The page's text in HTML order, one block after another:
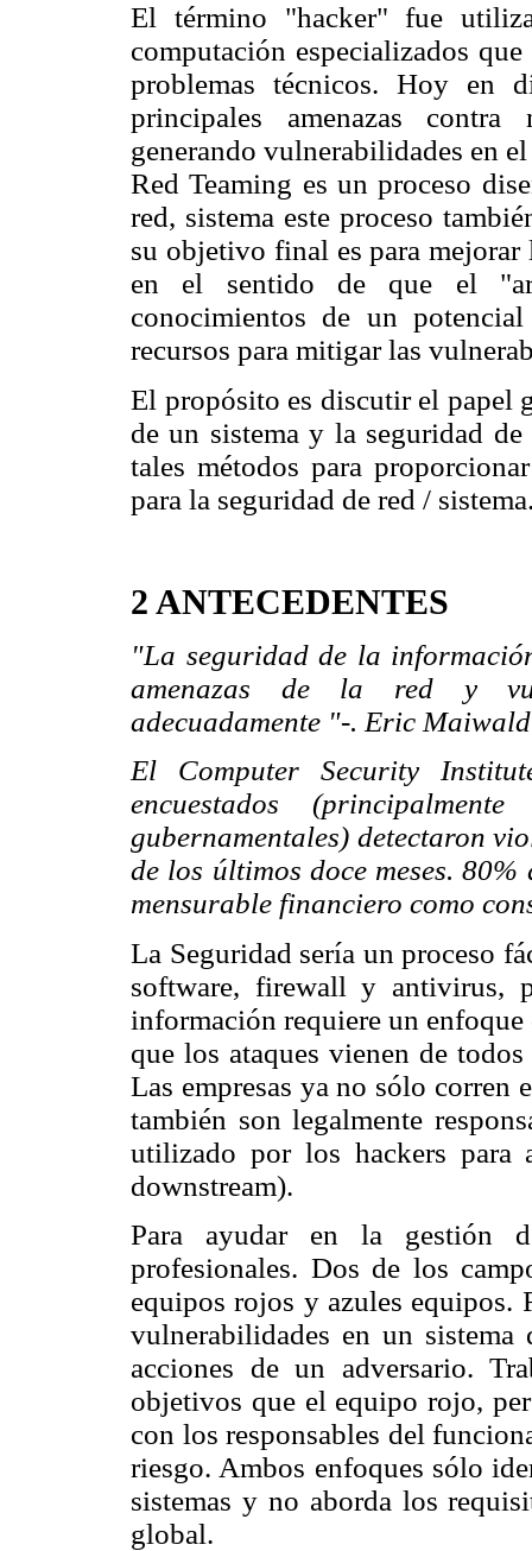
El término "hacker" fue
computación especializados
problemas técnicos. Hoy en
principales amenazas contra
generando vulnerabilidades en
Red Teaming es un proceso
red, sistema este proceso
su objetivo final es para
en el sentido de que el
conocimientos de un
recursos para mitigar las
El propósito es discutir el papel
de un sistema y la seguridad
tales métodos para
para la seguridad de red /
2 ANTECEDENTES
"La seguridad de la
amenazas de la red y
adecuadamente "-. Eric Maiwald
El Computer Security
encuestados
gubernamentales) detectaron
de los últimos doce meses.
mensurable financiero como
La Seguridad sería un proceso
software, firewall y antivirus,
información requiere un
que los ataques vienen de
Las empresas ya no sólo corren
también son legalmente
utilizado por los hackers para
downstream).
Para ayudar en la gestión
profesionales. Dos de los
equipos rojos y azules equipos.
vulnerabilidades en un
acciones de un adversario.
objetivos que el equipo rojo,
con los responsables del
riesgo. Ambos enfoques sólo
sistemas y no aborda los
global.